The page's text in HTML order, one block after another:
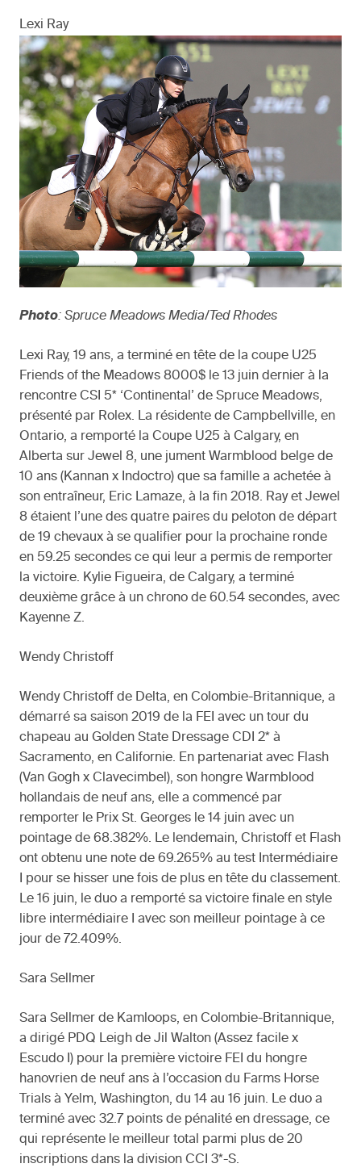
Lexi Ray
Photo: Spruce Meadows Media/Ted Rhodes
Lexi Ray, 19 ans, a terminé en tête de la coupe U25
Friends of the Meadows 8000$ le 13 juin dernier à la
rencontre CSI 5* ‘Continental’ de Spruce Meadows,
présenté par Rolex. La résidente de Campbellville, en
Ontario, a remporté la Coupe U25 à Calgary, en
Alberta sur Jewel 8, une jument Warmblood belge de
10 ans (Kannan x Indoctro) que sa famille a achetée à
son entraîneur, Eric Lamaze, à la fin 2018. Ray et Jewel
8 étaient l’une des quatre paires du peloton de départ
de 19 chevaux à se qualifier pour la prochaine ronde
en 59.25 secondes ce qui leur a permis de remporter
la victoire. Kylie Figueira, de Calgary, a terminé
deuxième grâce à un chrono de 60.54 secondes, avec
Kayenne Z.
Wendy Christoff
Wendy Christoff de Delta, en Colombie-Britannique, a
démarré sa saison 2019 de la FEI avec un tour du
chapeau au Golden State Dressage CDI 2* à
Sacramento, en Californie. En partenariat avec Flash
(Van Gogh x Clavecimbel), son hongre Warmblood
hollandais de neuf ans, elle a commencé par
remporter le Prix St. Georges le 14 juin avec un
pointage de 68.382%. Le lendemain, Christoff et Flash
ont obtenu une note de 69.265% au test Intermédiaire
I pour se hisser une fois de plus en tête du classement.
Le 16 juin, le duo a remporté sa victoire finale en style
libre intermédiaire I avec son meilleur pointage à ce
jour de 72.409%.
Sara Sellmer
Sara Sellmer de Kamloops, en Colombie-Britannique,
a dirigé PDQ Leigh de Jil Walton (Assez facile x
Escudo I) pour la première victoire FEI du hongre
hanovrien de neuf ans à l’occasion du Farms Horse
Trials à Yelm, Washington, du 14 au 16 juin. Le duo a
terminé avec 32.7 points de pénalité en dressage, ce
qui représente le meilleur total parmi plus de 20
inscriptions dans la division CCI 3*-S.